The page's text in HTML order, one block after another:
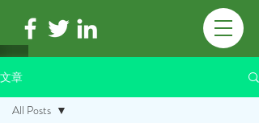
文章
All Posts